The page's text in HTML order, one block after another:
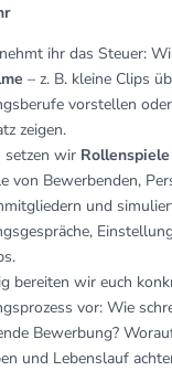
ihr das Steuer:
– z. B. kleine Clips
vorstellen
zeigen.
setzen wir Rollenspiele
von Bewerbenden,
und
bereiten wir euch
vor: Wie
Bewerbung?
und Lebenslauf